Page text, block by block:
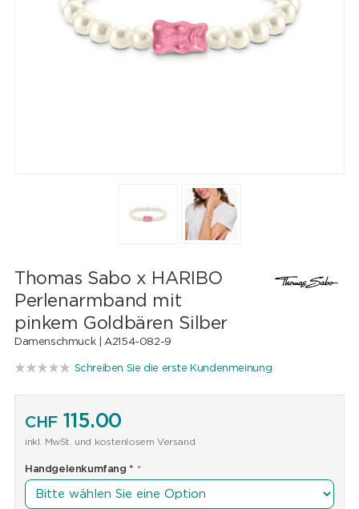
Thomas Sabo x HARIBO
Perlenarmband mit
pinkem Goldbären Silber
Damenschmuck |A2154-082-9
Schreiben Sie die erste Kundenmeinung
CHF115.00
inkl. MwSt. und kostenlosem Versand
Handgelenkumfang *